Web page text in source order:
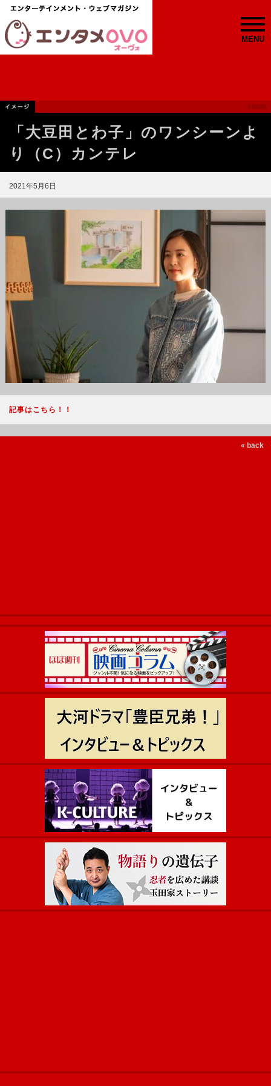
MENU
「大豆田とわ子」のワンシーンよ
り（C）カンテレ
2021年5月6日
記事はこちら！！
« back